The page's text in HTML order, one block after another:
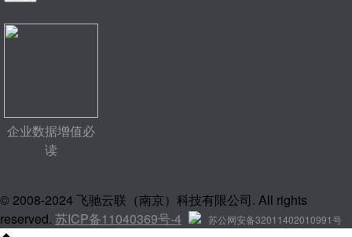
企业数据增值必
读
© 2008-2024 飞驰云联（南京）科技有限公司. All rights
reserved. 苏ICP备11040369号-4 苏公网安备32011402010991号